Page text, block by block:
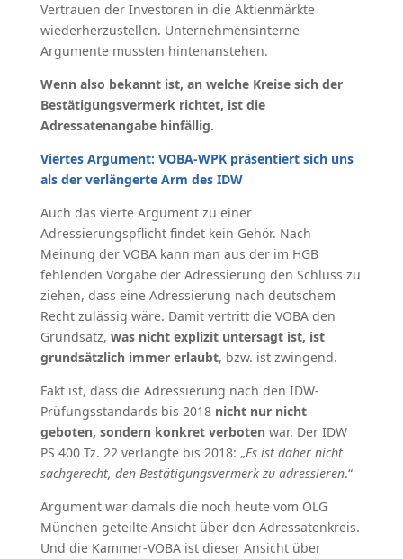
Vertrauen der Investoren in die Aktienmärkte
wiederherzustellen. Unternehmensinterne
Argumente mussten hintenanstehen.
Wenn also bekannt ist, an welche Kreise sich der
Bestätigungsvermerk richtet, ist die
Adressatenangabe hinfällig.
Viertes Argument: VOBA-WPK präsentiert sich uns
als der verlängerte Arm des IDW
Auch das vierte Argument zu einer
Adressierungspflicht findet kein Gehör. Nach
Meinung der VOBA kann man aus der im HGB
fehlenden Vorgabe der Adressierung den Schluss zu
ziehen, dass eine Adressierung nach deutschem
Recht zulässig wäre. Damit vertritt die VOBA den
Grundsatz, was nicht explizit untersagt ist, ist
grundsätzlich immer erlaubt, bzw. ist zwingend.
Fakt ist, dass die Adressierung nach den IDW-
Prüfungsstandards bis 2018 nicht nur nicht
geboten, sondern konkret verboten war. Der IDW
PS 400 Tz. 22 verlangte bis 2018: „Es ist daher nicht
sachgerecht, den Bestätigungsvermerk zu adressieren.“
Argument war damals die noch heute vom OLG
München geteilte Ansicht über den Adressatenkreis.
Und die Kammer-VOBA ist dieser Ansicht über